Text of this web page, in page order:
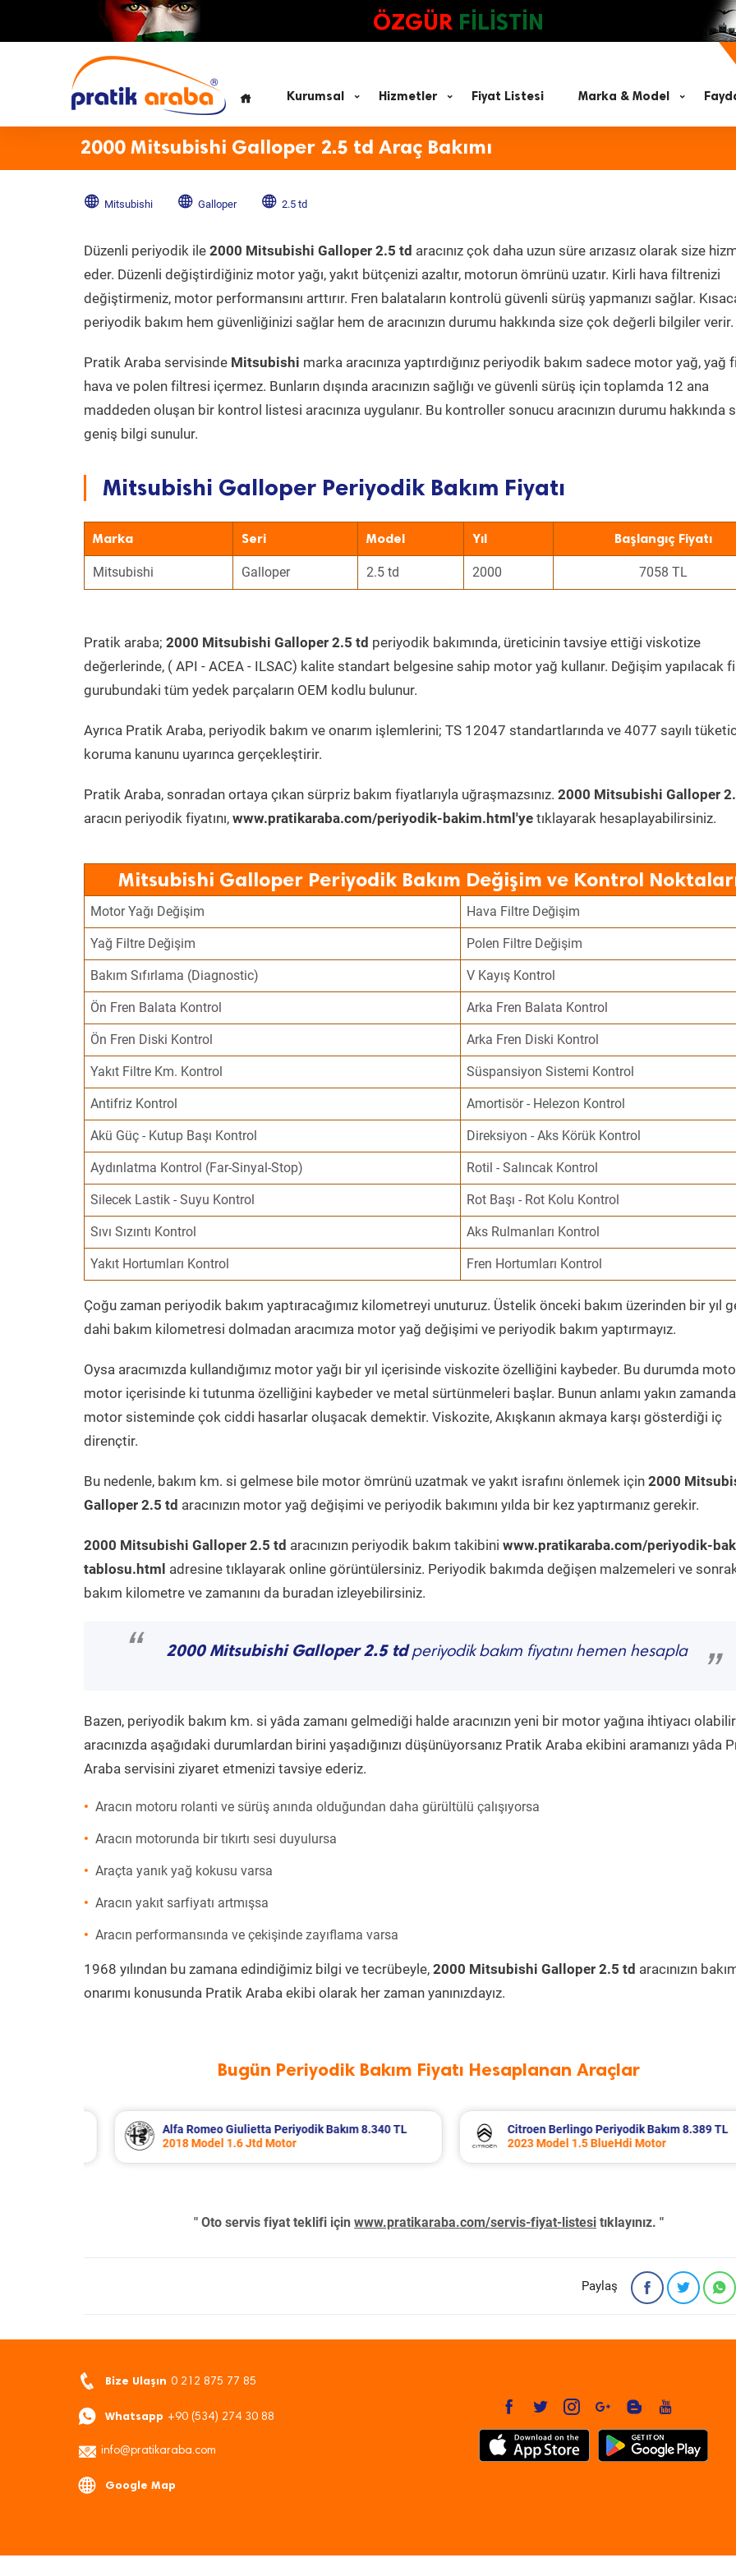
ÖZGÜR FİLİSTİN
Kurumsal Hizmetler Fiyat Listesi Marka & Model
2000 Mitsubishi Galloper 2.5 td Araç Bakımı
Mitsubishi Galloper 2.5 td
Düzenli periyodik ile 2000 Mitsubishi Galloper 2.5 td aracınız çok daha uzun süre arızasız olarak size
eder. Düzenli değiştirdiğiniz motor yağı, yakıt bütçenizi azaltır, motorun ömrünü uzatır. Kirli hava filtrenizi
değiştirmeniz, motor performansını arttırır. Fren balataların kontrolü güvenli sürüş yapmanızı sağlar.
periyodik bakım hem güvenliğinizi sağlar hem de aracınızın durumu hakkında size çok değerli bilgiler verir.
Pratik Araba servisinde Mitsubishi marka aracınıza yaptırdığınız periyodik bakım sadece motor yağ, yağ
hava ve polen filtresi içermez. Bunların dışında aracınızın sağlığı ve güvenli sürüş için toplamda 12 ana
maddeden oluşan bir kontrol listesi aracınıza uygulanır. Bu kontroller sonucu aracınızın durumu hakkında
geniş bilgi sunulur.
Mitsubishi Galloper Periyodik Bakım Fiyatı
Marka Seri Model Yıl Başlangıç Fiyatı
Mitsubishi Galloper 2.5 td 2000 7058 TL
Pratik araba; 2000 Mitsubishi Galloper 2.5 td periyodik bakımında, üreticinin tavsiye ettiği viskotize
değerlerinde, ( API - ACEA - ILSAC) kalite standart belgesine sahip motor yağ kullanır. Değişim yapılacak
gurubundaki tüm yedek parçaların OEM kodlu bulunur.
Ayrıca Pratik Araba, periyodik bakım ve onarım işlemlerini; TS 12047 standartlarında ve 4077 sayılı
koruma kanunu uyarınca gerçekleştirir.
Pratik Araba, sonradan ortaya çıkan sürpriz bakım fiyatlarıyla uğraşmazsınız. 2000 Mitsubishi Galloper
aracın periyodik fiyatını, www.pratikaraba.com/periyodik-bakim.html'ye tıklayarak hesaplayabilirsiniz.
Mitsubishi Galloper Periyodik Bakım Değişim ve Kontrol
Motor Yağı Değişim Hava Filtre Değişim
Yağ Filtre Değişim Polen Filtre Değişim
Bakım Sıfırlama (Diagnostic) V Kayış Kontrol
Ön Fren Balata Kontrol Arka Fren Balata Kontrol
Ön Fren Diski Kontrol Arka Fren Diski Kontrol
Yakıt Filtre Km. Kontrol Süspansiyon Sistemi Kontrol
Antifriz Kontrol Amortisör - Helezon Kontrol
Akü Güç - Kutup Başı Kontrol Direksiyon - Aks Körük Kontrol
Aydınlatma Kontrol (Far-Sinyal-Stop) Rotil - Salıncak Kontrol
Silecek Lastik - Suyu Kontrol Rot Başı - Rot Kolu Kontrol
Sıvı Sızıntı Kontrol Aks Rulmanları Kontrol
Yakıt Hortumları Kontrol Fren Hortumları Kontrol
Çoğu zaman periyodik bakım yaptıracağımız kilometreyi unuturuz. Üstelik önceki bakım üzerinden bir yıl
dahi bakım kilometresi dolmadan aracımıza motor yağ değişimi ve periyodik bakım yaptırmayız.
Oysa aracımızda kullandığımız motor yağı bir yıl içerisinde viskozite özelliğini kaybeder. Bu durumda
motor içerisinde ki tutunma özelliğini kaybeder ve metal sürtünmeleri başlar. Bunun anlamı yakın zamanda
motor sisteminde çok ciddi hasarlar oluşacak demektir. Viskozite, Akışkanın akmaya karşı gösterdiği iç
dirençtir.
Bu nedenle, bakım km. si gelmese bile motor ömrünü uzatmak ve yakıt israfını önlemek için 2000
Galloper 2.5 td aracınızın motor yağ değişimi ve periyodik bakımını yılda bir kez yaptırmanız gerekir.
2000 Mitsubishi Galloper 2.5 td aracınızın periyodik bakım takibini www.pratikaraba.com/periyodik-
tablosu.html adresine tıklayarak online görüntülersiniz. Periyodik bakımda değişen malzemeleri ve
bakım kilometre ve zamanını da buradan izleyebilirsiniz.
“ 2000 Mitsubishi Galloper 2.5 tdperiyodik bakım fiyatını hemen hesapla
”
Bazen, periyodik bakım km. si yâda zamanı gelmediği halde aracınızın yeni bir motor yağına ihtiyacı
aracınızda aşağıdaki durumlardan birini yaşadığınızı düşünüyorsanız Pratik Araba ekibini aramanızı yâda
Araba servisini ziyaret etmenizi tavsiye ederiz.
Aracın motoru rolanti ve sürüş anında olduğundan daha gürültülü çalışıyorsa
Aracın motorunda bir tıkırtı sesi duyulursa
Araçta yanık yağ kokusu varsa
Aracın yakıt sarfiyatı artmışsa
Aracın performansında ve çekişinde zayıflama varsa
1968 yılından bu zamana edindiğimiz bilgi ve tecrübeyle, 2000 Mitsubishi Galloper 2.5 td aracınızın
onarımı konusunda Pratik Araba ekibi olarak her zaman yanınızdayız.
Bugün Periyodik Bakım Fiyatı Hesaplanan Araçlar
Citroen Berlingo Periyodik Bakım 8.389 TL
2023 Model 1.5 BlueHdi Motor
Fiat Egea Cross Periyodik Bakım 8.683
2023 Model 1.6 Multijet Motor
" Oto servis fiyat teklifi için www.pratikaraba.com/servis-fiyat-listesi tıklayınız. "
Paylaş
Bize Ulaşın 0 212 875 77 85
Whatsapp +90 (534) 274 30 88
info@pratikaraba.com
Google Map